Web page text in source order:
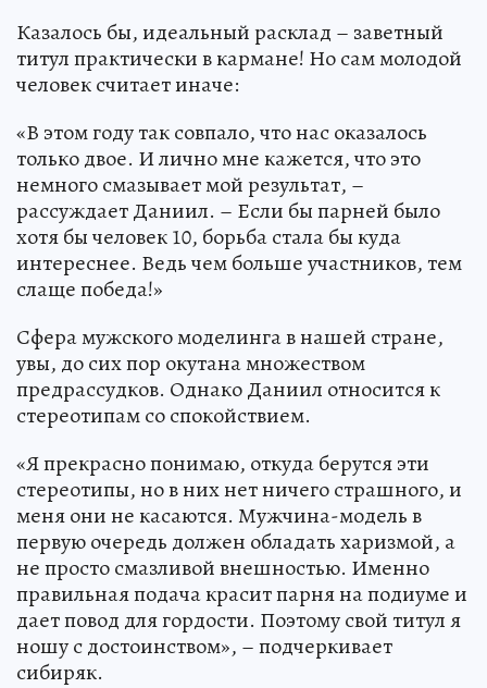
Казалось бы, идеальный расклад – заветный
титул практически в кармане! Но сам молодой
человек считает иначе:
«В этом году так совпало, что нас оказалось
только двое. И лично мне кажется, что это
немного смазывает мой результат, –
рассуждает Даниил. – Если бы парней было
хотя бы человек 10, борьба стала бы куда
интереснее. Ведь чем больше участников, тем
слаще победа!»
Сфера мужского моделинга в нашей стране,
увы, до сих пор окутана множеством
предрассудков. Однако Даниил относится к
стереотипам со спокойствием.
«Я прекрасно понимаю, откуда берутся эти
стереотипы, но в них нет ничего страшного, и
меня они не касаются. Мужчина-модель в
первую очередь должен обладать харизмой, а
не просто смазливой внешностью. Именно
правильная подача красит парня на подиуме и
дает повод для гордости. Поэтому свой титул я
ношу с достоинством», – подчеркивает
сибиряк.